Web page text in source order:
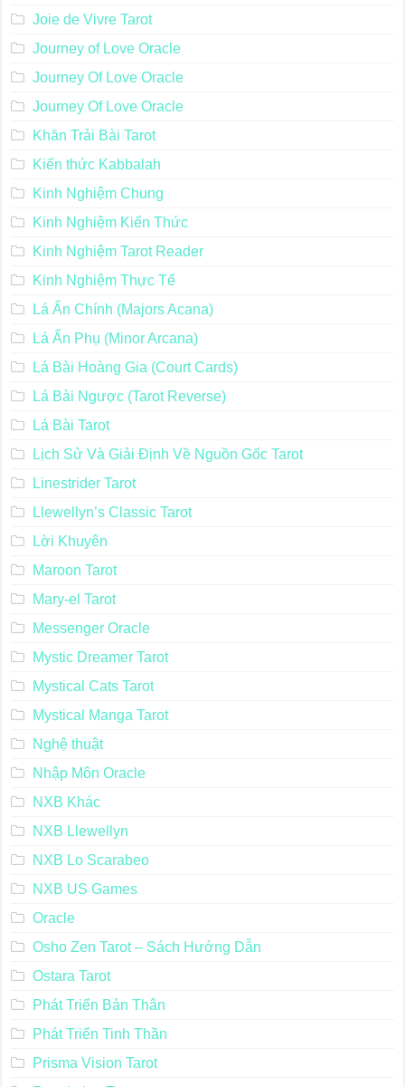
Joie de Vivre Tarot
Journey of Love Oracle
Journey Of Love Oracle
Journey Of Love Oracle
Khăn Trải Bài Tarot
Kiến thức Kabbalah
Kinh Nghiệm Chung
Kinh Nghiệm Kiến Thức
Kinh Nghiệm Tarot Reader
Kinh Nghiệm Thực Tế
Lá Ẩn Chính (Majors Acana)
Lá Ẩn Phụ (Minor Arcana)
Lá Bài Hoàng Gia (Court Cards)
Lá Bài Ngược (Tarot Reverse)
Lá Bài Tarot
Lịch Sử Và Giải Định Về Nguồn Gốc Tarot
Linestrider Tarot
Llewellyn’s Classic Tarot
Lời Khuyên
Maroon Tarot
Mary-el Tarot
Messenger Oracle
Mystic Dreamer Tarot
Mystical Cats Tarot
Mystical Manga Tarot
Nghệ thuật
Nhập Môn Oracle
NXB Khác
NXB Llewellyn
NXB Lo Scarabeo
NXB US Games
Oracle
Osho Zen Tarot – Sách Hướng Dẫn
Ostara Tarot
Phát Triển Bản Thân
Phát Triển Tinh Thần
Prisma Vision Tarot